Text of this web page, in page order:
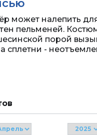
может налепить
пельменей.
порой
сплетни -